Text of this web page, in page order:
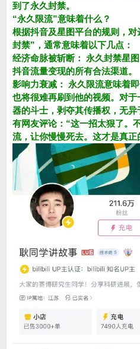
到了永久封禁。
“永久限流”意味着什么？
根据抖音及星图平台的规则，
封禁”，通常意味着以下几点：
经济命脉被斩断： 永久封禁星
抖音流量变现的所有合法渠道。
影响力衰减： 永久限流意味着
也将很难再刷到他的视频。对
器的斗士，剥夺其传播权，无异
有网友评论：“这一招太狠了。
流，让你慢慢死去。这才是真正